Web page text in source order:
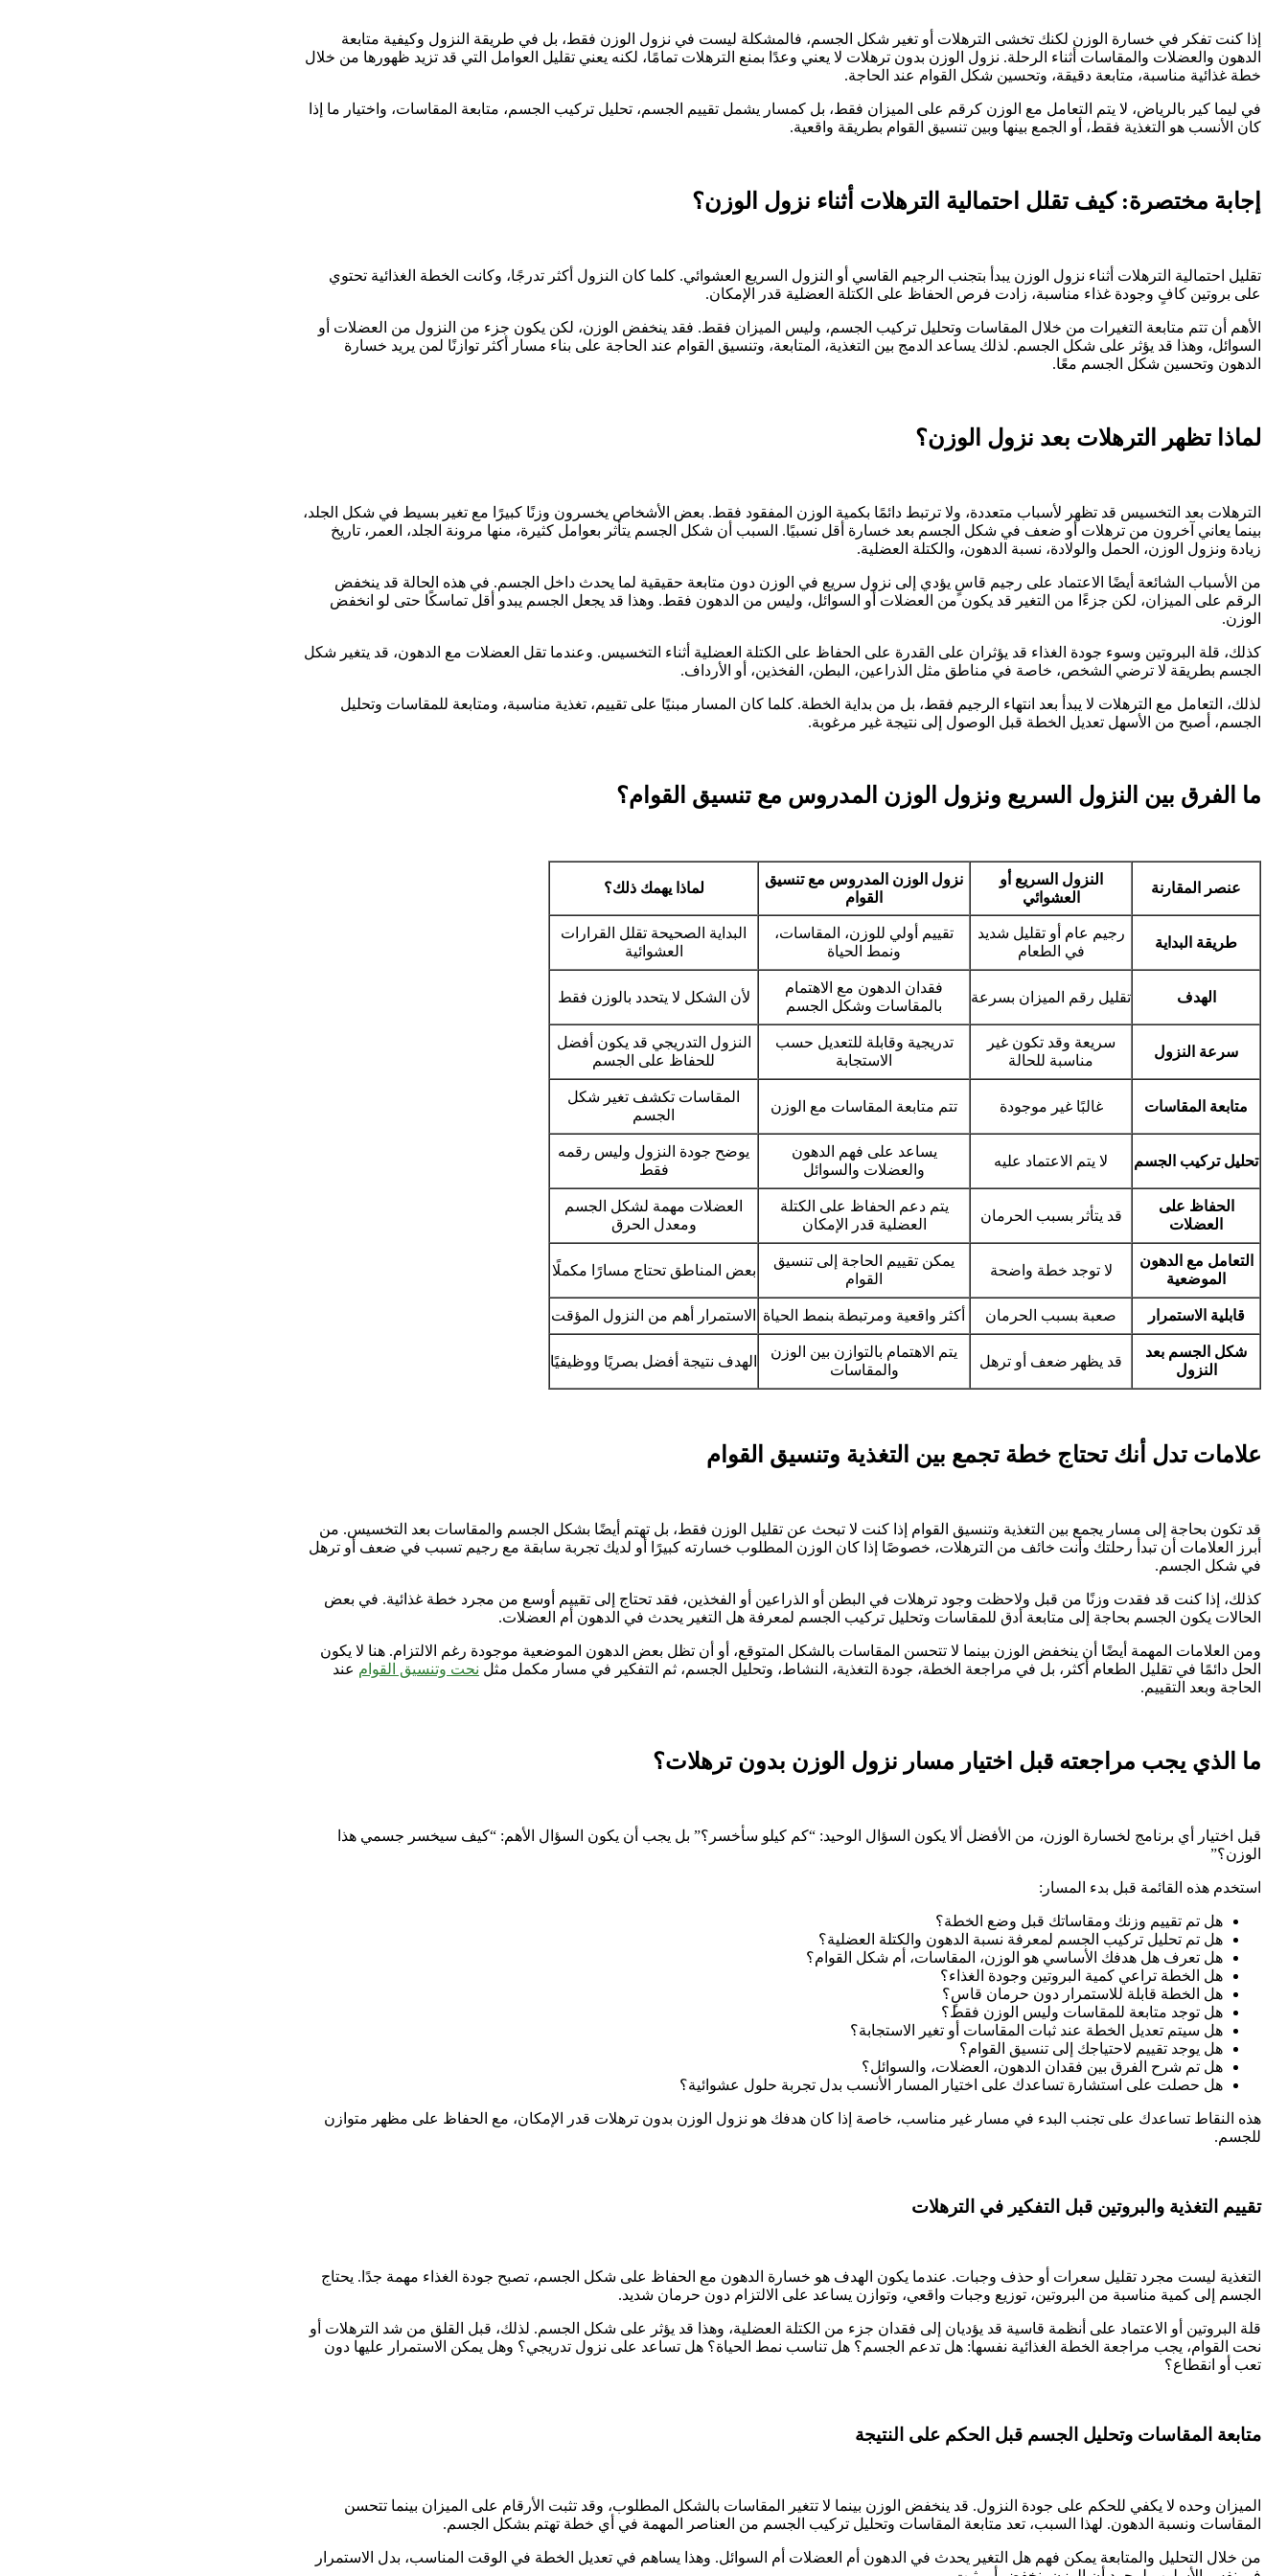
إذا كنت تفكر في خسارة الوزن لكنك تخشى الترهلات أو تغير شكل الجسم، فالمشكلة ليست في نزول الوزن فقط، بل في طريقة النزول وكيفية متابعة
الدهون والعضلات والمقاسات أثناء الرحلة. نزول الوزن بدون ترهلات لا يعني وعدًا بمنع الترهلات تمامًا، لكنه يعني تقليل العوامل التي قد تزيد ظهورها من خلال
خطة غذائية مناسبة، متابعة دقيقة، وتحسين شكل القوام عند الحاجة.
في ليما كير بالرياض، لا يتم التعامل مع الوزن كرقم على الميزان فقط، بل كمسار يشمل تقييم الجسم، تحليل تركيب الجسم، متابعة المقاسات، واختيار ما إذا
كان الأنسب هو التغذية فقط، أو الجمع بينها وبين تنسيق القوام بطريقة واقعية.
إجابة مختصرة: كيف تقلل احتمالية الترهلات أثناء نزول الوزن؟
تقليل احتمالية الترهلات أثناء نزول الوزن يبدأ بتجنب الرجيم القاسي أو النزول السريع العشوائي. كلما كان النزول أكثر تدرجًا، وكانت الخطة الغذائية تحتوي
على بروتين كافٍ وجودة غذاء مناسبة، زادت فرص الحفاظ على الكتلة العضلية قدر الإمكان.
الأهم أن تتم متابعة التغيرات من خلال المقاسات وتحليل تركيب الجسم، وليس الميزان فقط. فقد ينخفض الوزن، لكن يكون جزء من النزول من العضلات أو
السوائل، وهذا قد يؤثر على شكل الجسم. لذلك يساعد الدمج بين التغذية، المتابعة، وتنسيق القوام عند الحاجة على بناء مسار أكثر توازنًا لمن يريد خسارة
الدهون وتحسين شكل الجسم معًا.
لماذا تظهر الترهلات بعد نزول الوزن؟
الترهلات بعد التخسيس قد تظهر لأسباب متعددة، ولا ترتبط دائمًا بكمية الوزن المفقود فقط. بعض الأشخاص يخسرون وزنًا كبيرًا مع تغير بسيط في شكل الجلد،
بينما يعاني آخرون من ترهلات أو ضعف في شكل الجسم بعد خسارة أقل نسبيًا. السبب أن شكل الجسم يتأثر بعوامل كثيرة، منها مرونة الجلد، العمر، تاريخ
زيادة ونزول الوزن، الحمل والولادة، نسبة الدهون، والكتلة العضلية.
من الأسباب الشائعة أيضًا الاعتماد على رجيم قاسٍ يؤدي إلى نزول سريع في الوزن دون متابعة حقيقية لما يحدث داخل الجسم. في هذه الحالة قد ينخفض
الرقم على الميزان، لكن جزءًا من التغير قد يكون من العضلات أو السوائل، وليس من الدهون فقط. وهذا قد يجعل الجسم يبدو أقل تماسكًا حتى لو انخفض
الوزن.
كذلك، قلة البروتين وسوء جودة الغذاء قد يؤثران على القدرة على الحفاظ على الكتلة العضلية أثناء التخسيس. وعندما تقل العضلات مع الدهون، قد يتغير شكل
الجسم بطريقة لا ترضي الشخص، خاصة في مناطق مثل الذراعين، البطن، الفخذين، أو الأرداف.
لذلك، التعامل مع الترهلات لا يبدأ بعد انتهاء الرجيم فقط، بل من بداية الخطة. كلما كان المسار مبنيًا على تقييم، تغذية مناسبة، ومتابعة للمقاسات وتحليل
الجسم، أصبح من الأسهل تعديل الخطة قبل الوصول إلى نتيجة غير مرغوبة.
ما الفرق بين النزول السريع ونزول الوزن المدروس مع تنسيق القوام؟
عنصر المقارنة
النزول السريع أو
العشوائي
نزول الوزن المدروس مع تنسيق
القوام
لماذا يهمك ذلك؟
طريقة البداية
رجيم عام أو تقليل شديد
في الطعام
تقييم أولي للوزن، المقاسات،
ونمط الحياة
البداية الصحيحة تقلل القرارات
العشوائية
الهدف تقليل رقم الميزان بسرعة
فقدان الدهون مع الاهتمام
بالمقاسات وشكل الجسم
لأن الشكل لا يتحدد بالوزن فقط
سرعة النزول
سريعة وقد تكون غير
مناسبة للحالة
تدريجية وقابلة للتعديل حسب
الاستجابة
النزول التدريجي قد يكون أفضل
للحفاظ على الجسم
متابعة المقاسات غالبًا غير موجودة تتم متابعة المقاسات مع الوزن
المقاسات تكشف تغير شكل
الجسم
تحليل تركيب الجسم لا يتم الاعتماد عليه
يساعد على فهم الدهون
والعضلات والسوائل
يوضح جودة النزول وليس رقمه
فقط
الحفاظ على
العضلات
قد يتأثر بسبب الحرمان
يتم دعم الحفاظ على الكتلة
العضلية قدر الإمكان
العضلات مهمة لشكل الجسم
ومعدل الحرق
التعامل مع الدهون
الموضعية
لا توجد خطة واضحة
يمكن تقييم الحاجة إلى تنسيق
القوام
بعض المناطق تحتاج مسارًا مكملًا
قابلية الاستمرار صعبة بسبب الحرمان أكثر واقعية ومرتبطة بنمط الحياة الاستمرار أهم من النزول المؤقت
شكل الجسم بعد
النزول
قد يظهر ضعف أو ترهل
يتم الاهتمام بالتوازن بين الوزن
والمقاسات
الهدف نتيجة أفضل بصريًا ووظيفيًا
علامات تدل أنك تحتاج خطة تجمع بين التغذية وتنسيق القوام
قد تكون بحاجة إلى مسار يجمع بين التغذية وتنسيق القوام إذا كنت لا تبحث عن تقليل الوزن فقط، بل تهتم أيضًا بشكل الجسم والمقاسات بعد التخسيس. من
أبرز العلامات أن تبدأ رحلتك وأنت خائف من الترهلات، خصوصًا إذا كان الوزن المطلوب خسارته كبيرًا أو لديك تجربة سابقة مع رجيم تسبب في ضعف أو ترهل
في شكل الجسم.
كذلك، إذا كنت قد فقدت وزنًا من قبل ولاحظت وجود ترهلات في البطن أو الذراعين أو الفخذين، فقد تحتاج إلى تقييم أوسع من مجرد خطة غذائية. في بعض
الحالات يكون الجسم بحاجة إلى متابعة أدق للمقاسات وتحليل تركيب الجسم لمعرفة هل التغير يحدث في الدهون أم العضلات.
ومن العلامات المهمة أيضًا أن ينخفض الوزن بينما لا تتحسن المقاسات بالشكل المتوقع، أو أن تظل بعض الدهون الموضعية موجودة رغم الالتزام. هنا لا يكون
الحل دائمًا في تقليل الطعام أكثر، بل في مراجعة الخطة، جودة التغذية، النشاط، وتحليل الجسم، ثم التفكير في مسار مكمل مثل نحت وتنسيق القوام عند
الحاجة وبعد التقييم.
ما الذي يجب مراجعته قبل اختيار مسار نزول الوزن بدون ترهلات؟
قبل اختيار أي برنامج لخسارة الوزن، من الأفضل ألا يكون السؤال الوحيد: “كم كيلو سأخسر؟” بل يجب أن يكون السؤال الأهم: “كيف سيخسر جسمي هذا
الوزن؟”
استخدم هذه القائمة قبل بدء المسار:
هل تم تقييم وزنك ومقاساتك قبل وضع الخطة؟
هل تم تحليل تركيب الجسم لمعرفة نسبة الدهون والكتلة العضلية؟
هل تعرف هل هدفك الأساسي هو الوزن، المقاسات، أم شكل القوام؟
هل الخطة تراعي كمية البروتين وجودة الغذاء؟
هل الخطة قابلة للاستمرار دون حرمان قاسٍ؟
هل توجد متابعة للمقاسات وليس الوزن فقط؟
هل سيتم تعديل الخطة عند ثبات المقاسات أو تغير الاستجابة؟
هل يوجد تقييم لاحتياجك إلى تنسيق القوام؟
هل تم شرح الفرق بين فقدان الدهون، العضلات، والسوائل؟
هل حصلت على استشارة تساعدك على اختيار المسار الأنسب بدل تجربة حلول عشوائية؟
هذه النقاط تساعدك على تجنب البدء في مسار غير مناسب، خاصة إذا كان هدفك هو نزول الوزن بدون ترهلات قدر الإمكان، مع الحفاظ على مظهر متوازن
للجسم.
تقييم التغذية والبروتين قبل التفكير في الترهلات
التغذية ليست مجرد تقليل سعرات أو حذف وجبات. عندما يكون الهدف هو خسارة الدهون مع الحفاظ على شكل الجسم، تصبح جودة الغذاء مهمة جدًا. يحتاج
الجسم إلى كمية مناسبة من البروتين، توزيع وجبات واقعي، وتوازن يساعد على الالتزام دون حرمان شديد.
قلة البروتين أو الاعتماد على أنظمة قاسية قد يؤديان إلى فقدان جزء من الكتلة العضلية، وهذا قد يؤثر على شكل الجسم. لذلك، قبل القلق من شد الترهلات أو
نحت القوام، يجب مراجعة الخطة الغذائية نفسها: هل تدعم الجسم؟ هل تناسب نمط الحياة؟ هل تساعد على نزول تدريجي؟ وهل يمكن الاستمرار عليها دون
تعب أو انقطاع؟
متابعة المقاسات وتحليل الجسم قبل الحكم على النتيجة
الميزان وحده لا يكفي للحكم على جودة النزول. قد ينخفض الوزن بينما لا تتغير المقاسات بالشكل المطلوب، وقد تثبت الأرقام على الميزان بينما تتحسن
المقاسات ونسبة الدهون. لهذا السبب، تعد متابعة المقاسات وتحليل تركيب الجسم من العناصر المهمة في أي خطة تهتم بشكل الجسم.
من خلال التحليل والمتابعة يمكن فهم هل التغير يحدث في الدهون أم العضلات أم السوائل. وهذا يساهم في تعديل الخطة في الوقت المناسب، بدل الاستمرار